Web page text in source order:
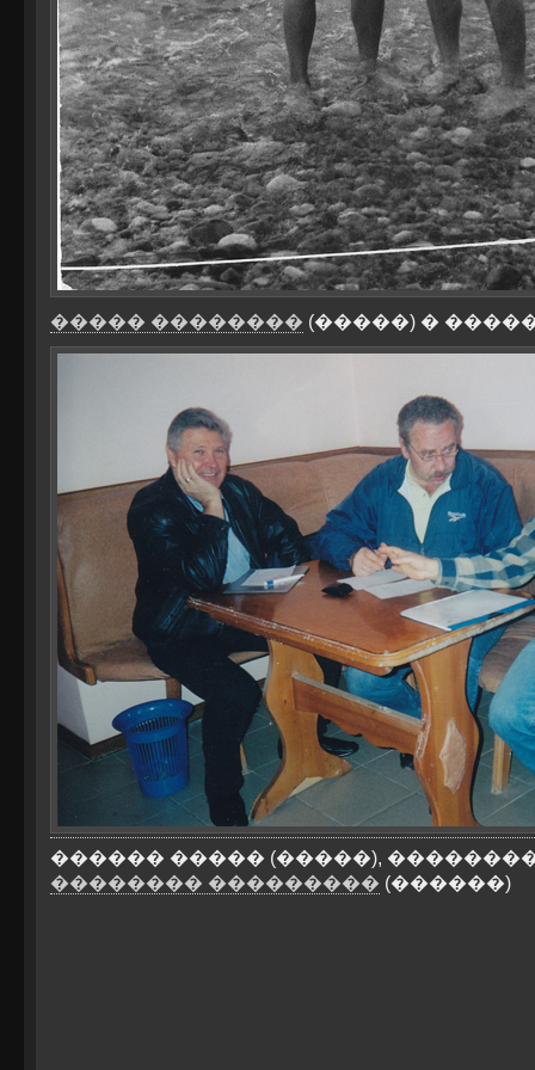
����� �������� (�����) �
������ ����� (�����),
�������� ��������� (������)